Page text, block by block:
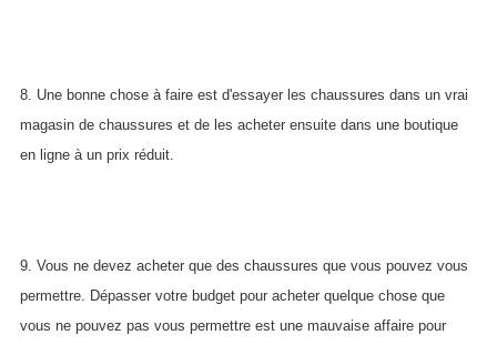
8. Une bonne chose à faire est d'essayer les chaussures dans un vrai
magasin de chaussures et de les acheter ensuite dans une boutique
en ligne à un prix réduit.
9. Vous ne devez acheter que des chaussures que vous pouvez vous
permettre. Dépasser votre budget pour acheter quelque chose que
vous ne pouvez pas vous permettre est une mauvaise affaire pour